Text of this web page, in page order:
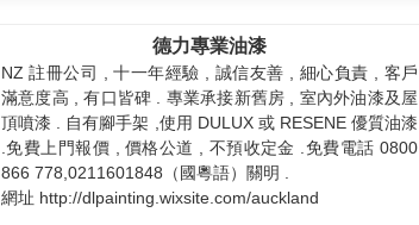
德力專業油漆
NZ 註冊公司 , 十一年經驗 , 誠信友善 , 細心負責 , 客戶
滿意度高 , 有口皆碑 . 專業承接新舊房 , 室內外油漆及屋
頂噴漆 . 自有腳手架 ,使用 DULUX 或 RESENE 優質油漆
.免費上門報價 , 價格公道 , 不預收定金 .免費電話 0800
866 778,0211601848（國粵語）關明 .
網址 http://dlpainting.wixsite.com/auckland